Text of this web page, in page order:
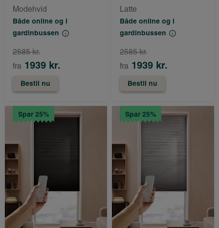
Modehvid
Både online og i
gardinbussen
fra 1939 kr.
2585 kr.
Bestil nu
Latte
Både online og i
gardinbussen
fra 1939 kr.
2585 kr.
Bestil nu
Spar 25% Spar 25%